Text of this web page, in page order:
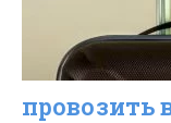
провозить